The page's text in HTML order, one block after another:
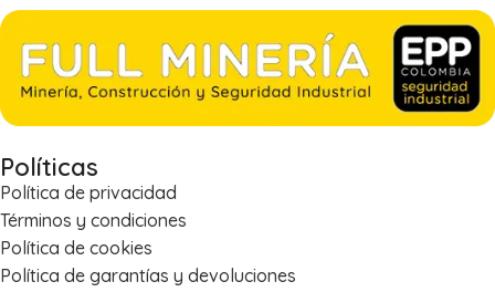
Políticas
Política de privacidad
Términos y condiciones
Política de cookies
Política de garantías y devoluciones